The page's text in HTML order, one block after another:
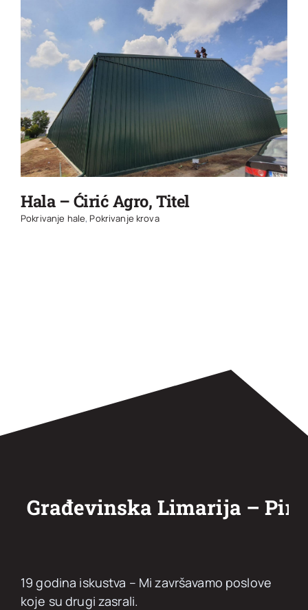
Hala – Ćirić Agro, Titel
Pokrivanje hale, Pokrivanje krova
Građevinska Limarija –
19 godina iskustva – Mi završavamo poslove
koje su drugi zasrali.